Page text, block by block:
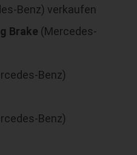
Benz) verkaufen
Brake (Mercedes-
Benz)
Benz)